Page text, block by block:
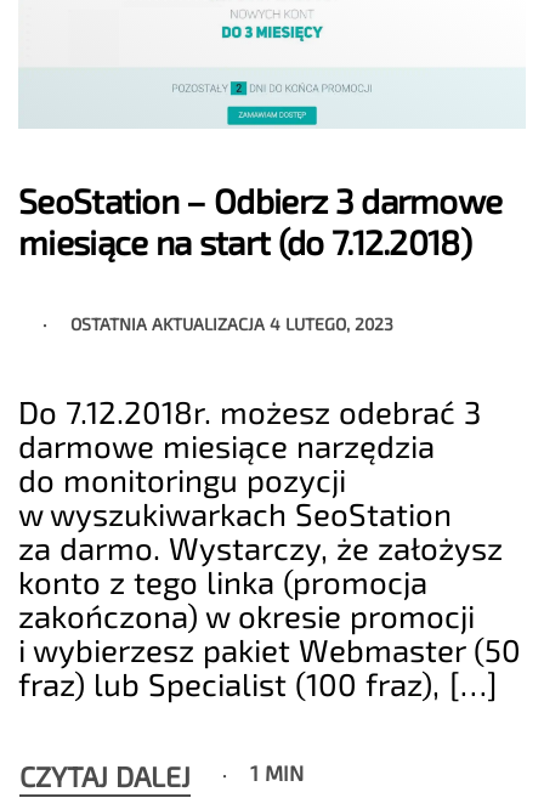
SeoStation – Odbierz 3 darmowe
miesiące na start (do 7.12.2018)
OSTATNIA AKTUALIZACJA4 LUTEGO, 2023
Do 7.12.2018r. możesz odebrać 3
darmowe miesiące narzędzia
do monitoringu pozycji
w wyszukiwarkach SeoStation
za darmo. Wystarczy, że założysz
konto z tego linka (promocja
zakończona) w okresie promocji
i wybierzesz pakiet Webmaster (50
fraz) lub Specialist (100 fraz), […]
CZYTAJ DALEJ 1 MIN